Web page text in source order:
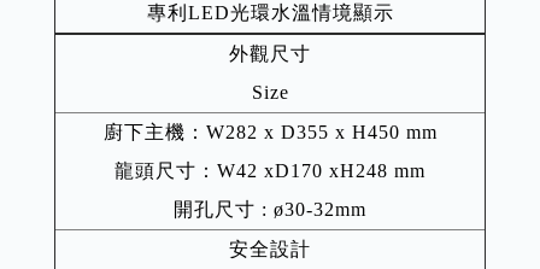
專利LED光環水溫情境顯示
外觀尺寸
Size
廚下主機：W282 x D355 x H450 mm
龍頭尺寸：W42 xD170 xH248 mm
開孔尺寸 : ø30-32mm
安全設計